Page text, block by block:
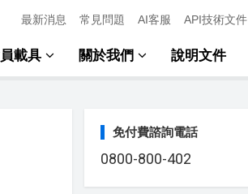
最新消息 常見問題 AI客服 API技術文件
載具 關於我們 說明文件
免付費諮詢電話
0800-800-402